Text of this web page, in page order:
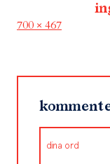
Full
700 × 467